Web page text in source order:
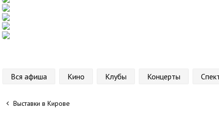
Вся афиша Кино Клубы Концерты
Выставки в Кирове